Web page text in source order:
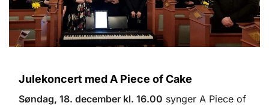
Julekoncert med A Piece of Cake
Søndag, 18. december kl. 16.00 synger A Piece of